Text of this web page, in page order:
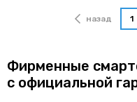
назад 1
Фирменные
с официальной